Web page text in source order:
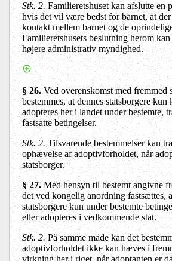
Stk. 2. Familieretshuset kan afslutte en
hvis det vil være bedst for barnet, at
kontakt mellem barnet og de
Familieretshusets beslutning herom
højere administrativ myndighed.
§ 26. Ved overenskomst med fremmed
bestemmes, at dennes statsborgere kun
adopteres her i landet under bestemte,
fastsatte betingelser.
Stk. 2. Tilsvarende bestemmelser kan
ophævelse af adoptivforholdet, når
statsborger.
§ 27. Med hensyn til bestemt angivne
det ved kongelig anordning fastsættes,
statsborgere kun under bestemte
eller adopteres i vedkommende stat.
Stk. 2. På samme måde kan det
adoptivforholdet ikke kan hæves i
virkning her i riget, når adoptanten er